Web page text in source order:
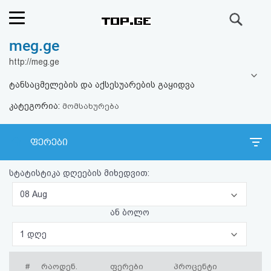
რეიტინგი
ფოსტა
კითხვა-
პასუხი
ავტორიზაცია
რეგისტრაცია
meg.ge
http://meg.ge
ტანსაცმელების და აქსესუარების გაყიდვა
კატეგორია: მომსახურება
ფერები
სტატისტიკა დღეების მიხედვით:
08 Aug
ან ბოლო
1 დღე
# რაოდენ. ფერები პროცენტი